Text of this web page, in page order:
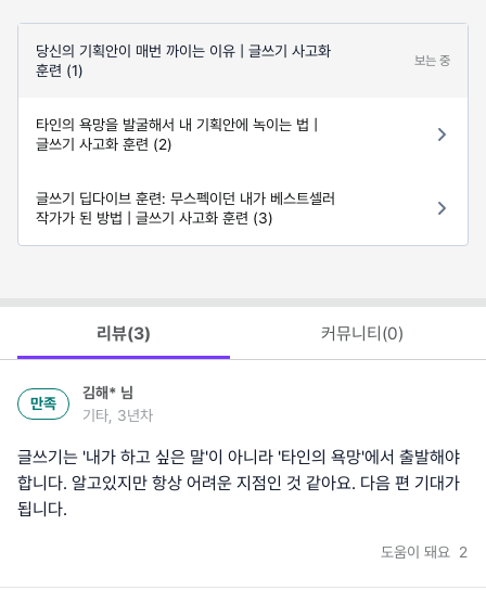
당신의 기획안이 매번 까이는 이유 | 글쓰기 사고화
훈련 (1)
보는 중
타인의 욕망을 발굴해서 내 기획안에 녹이는 법 |
글쓰기 사고화 훈련 (2)
글쓰기 딥다이브 훈련: 무스펙이던 내가 베스트셀러
작가가 된 방법 | 글쓰기 사고화 훈련 (3)
리뷰(3) 커뮤니티(0)
만족
김해* 님
기타, 3년차
글쓰기는 '내가 하고 싶은 말'이 아니라 '타인의 욕망'에서 출발해야
합니다. 알고있지만 항상 어려운 지점인 것 같아요. 다음 편 기대가
됩니다.
도움이 돼요 2